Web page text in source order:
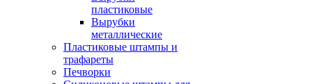
пластиковые
Вырубки
металлические
Пластиковые штампы и
трафареты
Печворки